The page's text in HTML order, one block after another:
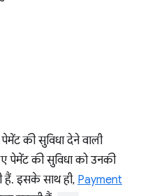
की सुविधा देने वाली
पेमेंट की सुविधा को उनकी
हैं. इसके साथ ही, Payment